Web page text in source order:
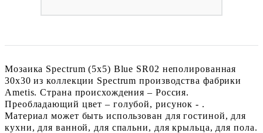
Мозаика Spectrum (5х5) Blue SR02 неполированная
30x30 из коллекции Spectrum производства фабрики
Ametis. Страна происхождения – Россия.
Преобладающий цвет – голубой, рисунок - .
Материал может быть использован для гостиной, для
кухни, для ванной, для спальни, для крыльца, для пола.